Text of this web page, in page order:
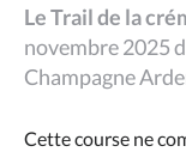
Le Trail de la
novembre 2025
Champagne
Cette course ne